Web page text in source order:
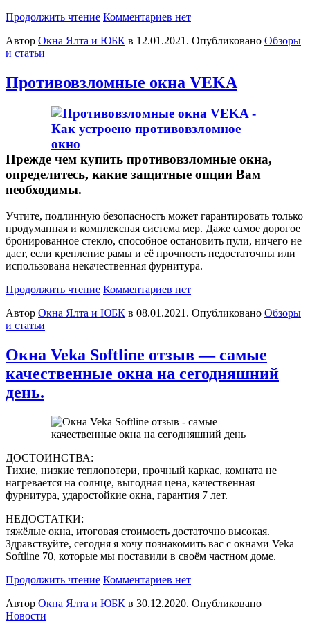
Продолжить чтение Комментариев нет
Автор Окна Ялта и ЮБК в 12.01.2021 . Опубликовано Обзоры
и статьи
Противовзломные окна VEKA
Прежде чем купить противовзломные окна,
определитесь, какие защитные опции Вам
необходимы.
Учтите, подлинную безопасность может гарантировать только
продуманная и комплексная система мер. Даже самое дорогое
бронированное стекло, способное остановить пули, ничего не
даст, если крепление рамы и её прочность недостаточны или
использована некачественная фурнитура.
Продолжить чтение Комментариев нет
Автор Окна Ялта и ЮБК в 08.01.2021. Опубликовано Обзоры
и статьи
Окна Veka Softline отзыв — cамые
качественные окна на сегодняшний
день.
ДОСТОИНСТВА:
Тихие, низкие теплопотери, прочный каркас, комната не
нагревается на солнце, выгодная цена, качественная
фурнитура, ударостойкие окна, гарантия 7 лет.
НЕДОСТАТКИ:
тяжёлые окна, итоговая стоимость достаточно высокая.
Здравствуйте, сегодня я хочу познакомить вас с окнами Veka
Softline 70, которые мы поставили в своём частном доме.
Продолжить чтение Комментариев нет
Автор Окна Ялта и ЮБК в 30.12.2020. Опубликовано
Новости